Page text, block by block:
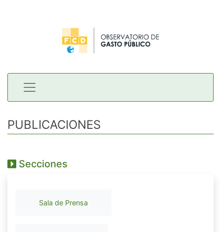
PUBLICACIONES
Secciones
Sala de Prensa